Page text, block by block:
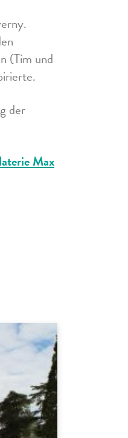
(Tim und
der
Max